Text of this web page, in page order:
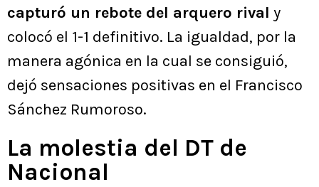
capturó un rebote del arquero rival y
colocó el 1-1 definitivo. La igualdad, por la
manera agónica en la cual se consiguió,
dejó sensaciones positivas en el Francisco
Sánchez Rumoroso.
La molestia del DT de
Nacional